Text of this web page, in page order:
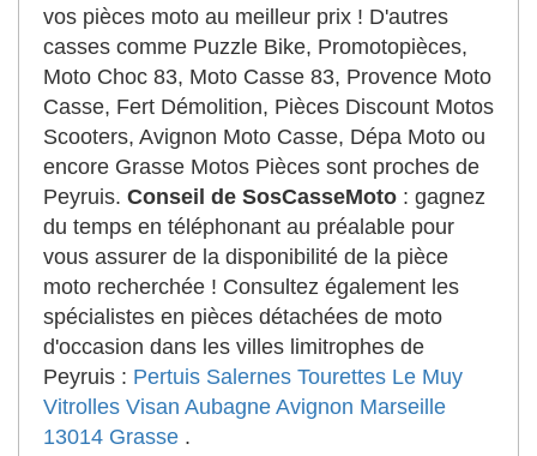
vos pièces moto au meilleur prix ! D'autres
casses comme Puzzle Bike, Promotopièces,
Moto Choc 83, Moto Casse 83, Provence Moto
Casse, Fert Démolition, Pièces Discount Motos
Scooters, Avignon Moto Casse, Dépa Moto ou
encore Grasse Motos Pièces sont proches de
Peyruis. Conseil de SosCasseMoto : gagnez
du temps en téléphonant au préalable pour
vous assurer de la disponibilité de la pièce
moto recherchée ! Consultez également les
spécialistes en pièces détachées de moto
d'occasion dans les villes limitrophes de
Peyruis : Pertuis Salernes Tourettes Le Muy
Vitrolles Visan Aubagne Avignon Marseille
13014 Grasse .